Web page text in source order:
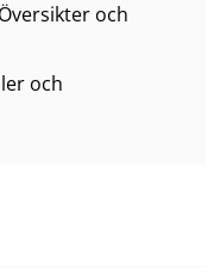
och
och